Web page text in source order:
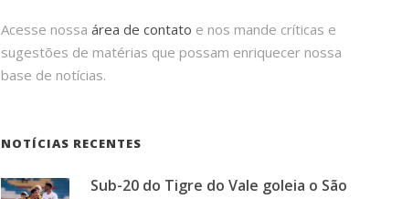
Acesse nossaárea de contato e nos mande críticas e
sugestões de matérias que possam enriquecer nossa
base de notícias.
NOTÍCIAS RECENTES
Sub-20 do Tigre do Vale goleia o São